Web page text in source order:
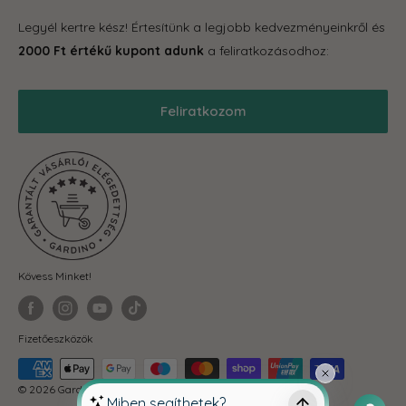
Grill
Balkonkertészet
Téli termékek
Fit-out cégeknek
Gardino Hűségprogram
Reklamáció, garancia
Adatkezelési Tájékoztató
Visszaküldés és elállás
Legyél kertre kész! Értesítünk a legjobb kedvezményeinkről és
2000 Ft értékű kupont adunk a feliratkozásodhoz:
Feliratkozom
Kövess Minket!
Fizetőeszközök
© 2026 Gardino